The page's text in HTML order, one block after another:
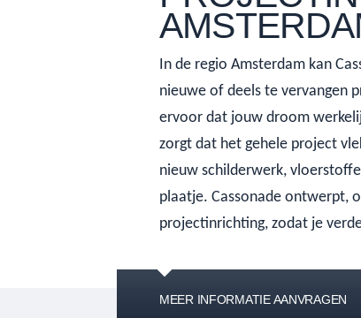
In de regio Amsterdam kan
nieuwe of deels te vervangen
ervoor dat jouw droom
zorgt dat het gehele project
nieuw schilderwerk,
plaatje. Cassonade ontwerpt,
projectinrichting, zodat je
MEER INFORMATIE AANVRAGEN